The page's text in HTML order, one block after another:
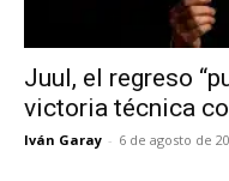
Juul, el regreso
victoria técnica
Iván Garay - 6 de agosto de